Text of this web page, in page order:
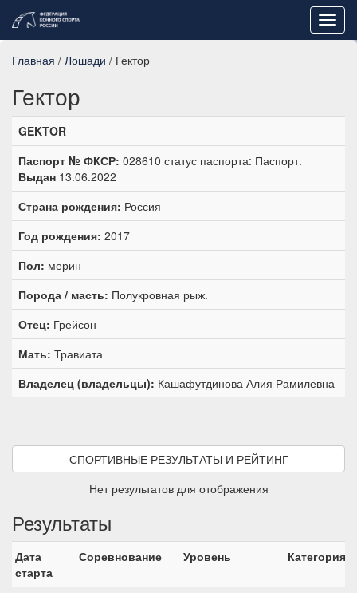
Главная / Лошади / Гектор
Гектор
GEKTOR
Паспорт № ФКСР: 028610 статус паспорта: Паспорт.
Выдан 13.06.2022
Страна рождения: Россия
Год рождения: 2017
Пол: мерин
Порода / масть: Полукровная рыж.
Отец: Грейсон
Мать: Травиата
Владелец (владельцы): Кашафутдинова Алия Рамилевна
СПОРТИВНЫЕ РЕЗУЛЬТАТЫ И РЕЙТИНГ
Нет результатов для отображения
Результаты
Дата
старта
Соревнование Уровень Категория